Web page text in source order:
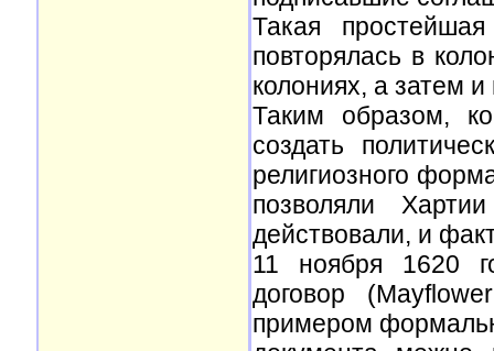
Такая
повторялась в
колониях, а затем и
Таким образом,
создать
религиозного
позволяли
действовали, и
11 ноября 1620
договор
примером